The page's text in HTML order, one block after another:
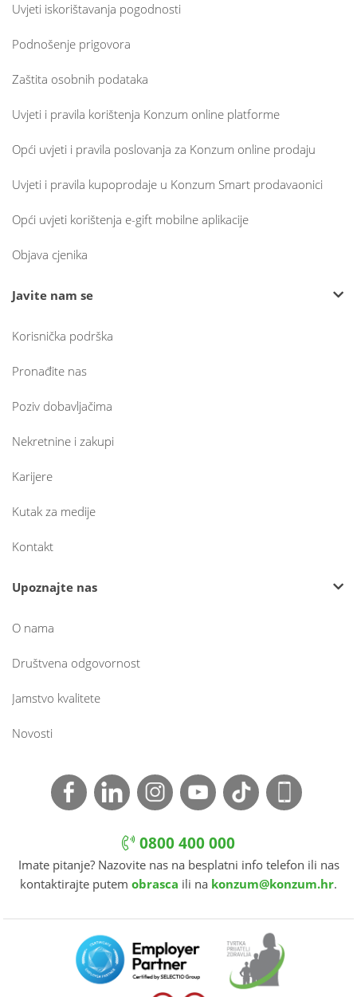
Uvjeti iskorištavanja pogodnosti
Podnošenje prigovora
Zaštita osobnih podataka
Uvjeti i pravila korištenja Konzum online platforme
Opći uvjeti i pravila poslovanja za Konzum online prodaju
Uvjeti i pravila kupoprodaje u Konzum Smart prodavaonici
Opći uvjeti korištenja e-gift mobilne aplikacije
Objava cjenika
Javite nam se
Korisnička podrška
Pronađite nas
Poziv dobavljačima
Nekretnine i zakupi
Karijere
Kutak za medije
Kontakt
Upoznajte nas
O nama
Društvena odgovornost
Jamstvo kvalitete
Novosti
0800 400 000
Imate pitanje? Nazovite nas na besplatni info telefon ili nas
kontaktirajte putem obrasca ili na konzum@konzum.hr.